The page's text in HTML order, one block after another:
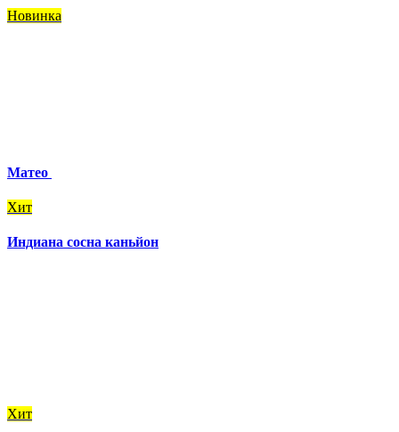
Новинка
Матео
Хит
Индиана сосна каньйон
Хит